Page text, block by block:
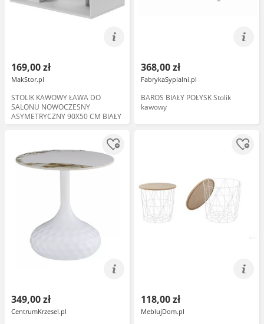
169,00 zł
MakStor.pl
STOLIK KAWOWY ŁAWA DO
SALONU NOWOCZESNY
ASYMETRYCZNY 90X50 CM BIAŁY
368,00 zł
FabrykaSypialni.pl
BAROS BIAŁY POŁYSK Stolik
kawowy
349,00 zł
CentrumKrzesel.pl
118,00 zł
MeblujDom.pl